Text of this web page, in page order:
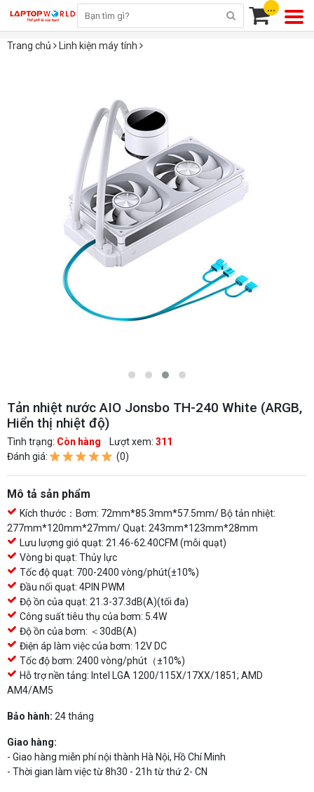
...
Trang chủ Linh kiện máy tính
Tản nhiệt nước AIO Jonsbo TH-240 White (ARGB,
Hiển thị nhiệt độ)
Tình trạng: Còn hàng Lượt xem: 311
Đánh giá:
(0)
Mô tả sản phẩm
Kích thước：Bơm: 72mm*85.3mm*57.5mm/ Bộ tản nhiệt:
277mm*120mm*27mm/ Quạt: 243mm*123mm*28mm
Lưu lượng gió quạt: 21.46-62.40CFM (mỗi quạt)
Vòng bi quạt: Thủy lực
Tốc độ quạt: 700-2400 vòng/phút(±10%)
Đầu nối quạt: 4PIN PWM
Độ ồn của quạt: 21.3-37.3dB(A)(tối đa)
Công suất tiêu thụ của bơm: 5.4W
Độ ồn của bơm: ＜30dB(A)
Điện áp làm việc của bơm: 12V DC
Tốc độ bơm: 2400 vòng/phút（±10%)
Hỗ trợ nền tảng: Intel LGA 1200/115X/17XX/1851; AMD
AM4/AM5
Bảo hành: 24 tháng
Giao hàng:
- Giao hàng miễn phí nội thành Hà Nội, Hồ Chí Minh
- Thời gian làm việc từ 8h30 - 21h từ thứ 2- CN